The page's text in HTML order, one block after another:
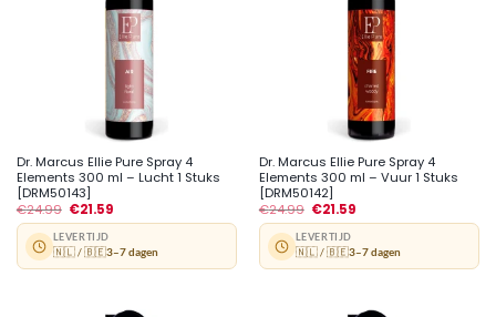
Dr. Marcus Ellie Pure Spray 4
Elements 300 ml – Lucht 1 Stuks
[DRM50143]
€24.99 €21.59
LEVERTIJD
🇳🇱 / 🇧🇪3–7 dagen
Dr. Marcus Ellie Pure Spray 4
Elements 300 ml – Vuur 1 Stuks
[DRM50142]
€24.99 €21.59
LEVERTIJD
🇳🇱 / 🇧🇪3–7 dagen